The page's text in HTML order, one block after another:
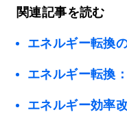
関連記事を読む
エネルギー転換
エネルギー転換
エネルギー効率